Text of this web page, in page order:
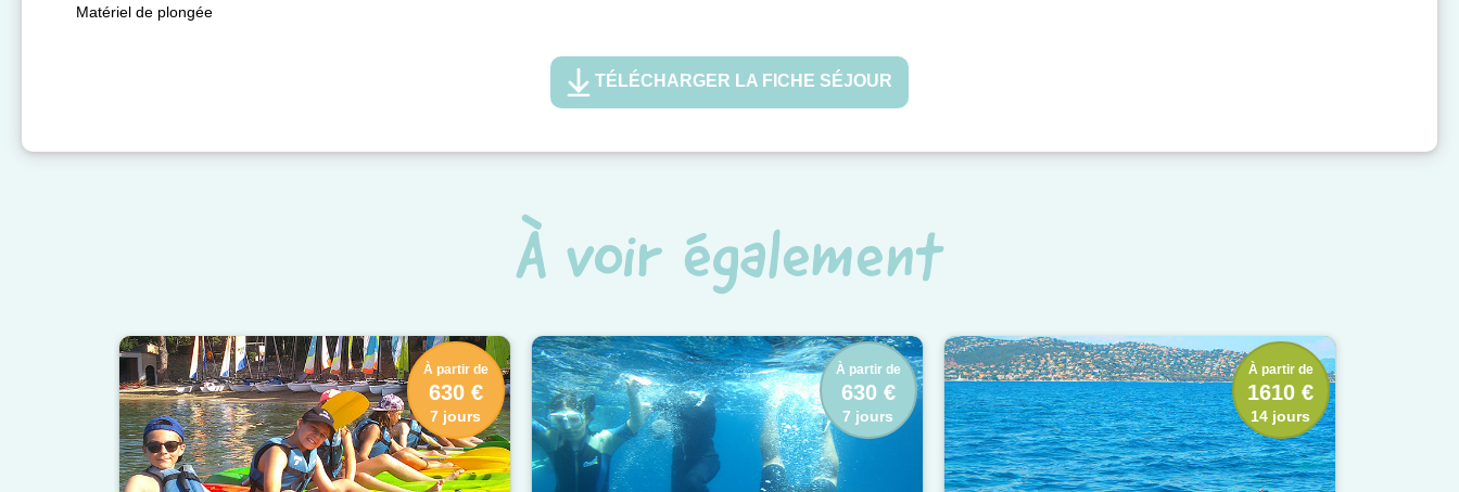
Matériel de plongée
TÉLÉCHARGER LA FICHE SÉJOUR
À voir également
À partir de
630 €
7 jours
À partir de
630 €
7 jours
À partir de
1610 €
14 jours